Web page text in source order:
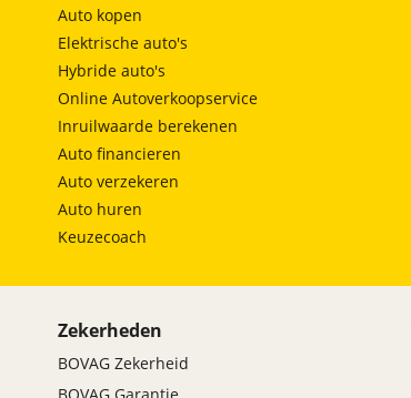
Auto kopen
Elektrische auto's
Hybride auto's
Online Autoverkoopservice
Inruilwaarde berekenen
Auto financieren
Auto verzekeren
Auto huren
Keuzecoach
Zekerheden
BOVAG Zekerheid